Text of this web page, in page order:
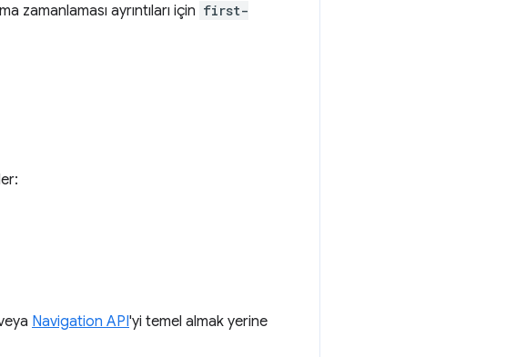
zamanlaması ayrıntıları için first-
Navigation API'yi temel almak yerine